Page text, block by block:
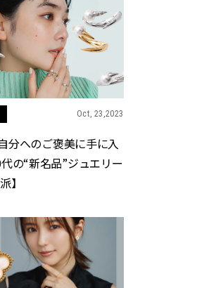
Oct, 23,2023
自分へのご褒美に手に入
代の“新名品”ジュエリー
】
にア
げ】
ッシ
ュロン】の『ブライダルリン